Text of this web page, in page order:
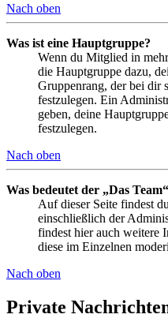
Nach oben
Was ist eine Hauptgruppe?
Wenn du Mitglied in
die Hauptgruppe dazu,
Gruppenrang, der bei dir
festzulegen. Ein
geben, deine
festzulegen.
Nach oben
Was bedeutet der „Das
Auf dieser Seite findest
einschließlich der
findest hier auch weitere
diese im Einzelnen
Nach oben
Private